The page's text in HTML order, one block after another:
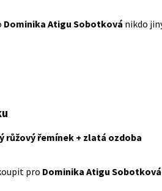
Dominika Atigu Sobotková nikdo
růžový řemínek + zlatá ozdoba
pro Dominika Atigu Sobotková